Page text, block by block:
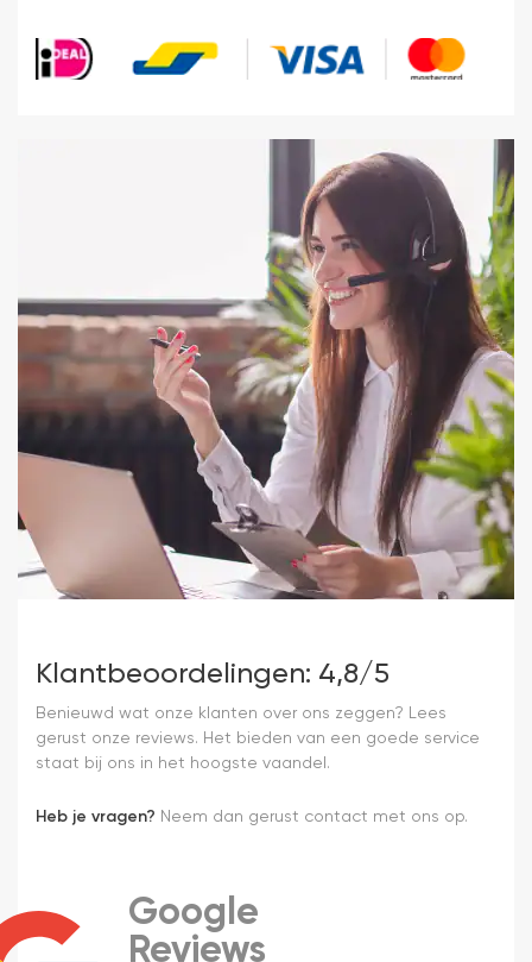
Klantbeoordelingen: 4,8/5
Benieuwd wat onze klanten over ons zeggen? Lees
gerust onze reviews. Het bieden van een goede service
staat bij ons in het hoogste vaandel.
Heb je vragen? Neem dan gerust contact met ons op.
Google
Reviews